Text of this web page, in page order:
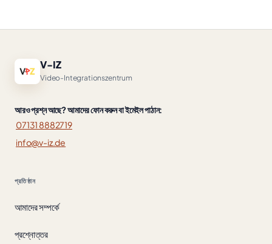
V-IZ
Video-Integrationszentrum
আরও প্রশ্ন আছে? আমাদের ফোন করুন বা ইমেইল পাঠান:
07131 8882719
info@v-iz.de
প্রতিষ্ঠান
আমাদের সম্পর্কে
প্রশ্নোত্তর